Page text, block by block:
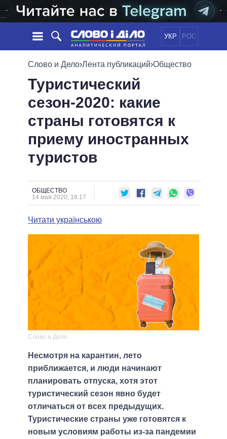
УКР РОС
НОВОСТИ
ЛЕНТА
СОБЫТИЯ
СТАТЬИ
МНЕНИЯ
ОБЗОРЫ
ДАЙДЖЕСТЫ
ПОЛИТИКА
ЭКОНОМИКА
ОБЩЕСТВО
ОБЕЩАНИЯ
ПОЛИТИКИ
ВСЕ ПОЛИТИКИ
ПРЕЗИДЕНТ И ОФИС
ВЕРХОВНАЯ РАДА
ГЛАВЫ ОБЛАДМИНИСТРАЦИЙ
МЭРЫ
ВСЕ ПЕРСОНЫ
СРАВНЕНИЕ ПОЛИТИКОВ
Слово и Дело›Лента публикаций›Общество
Туристический
сезон-2020: какие
страны готовятся к
приему иностранных
туристов
ОБЩЕСТВО
14 мая 2020, 16:17
Читати українською
Слово и Дело
Несмотря на карантин, лето
приближается, и люди начинают
планировать отпуска, хотя этот
туристический сезон явно будет
отличаться от всех предыдущих.
Туристические страны уже готовятся к
новым условиям работы из-за пандемии